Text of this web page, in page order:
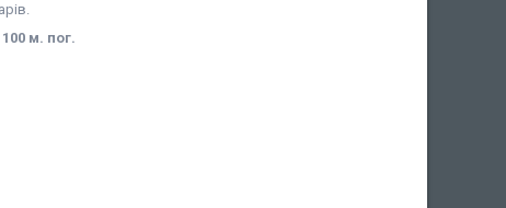
м. пог.